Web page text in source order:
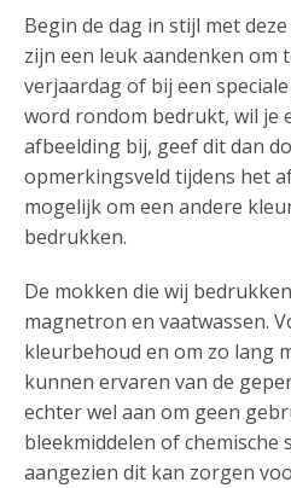
Begin de dag in stijl met
zijn een leuk aandenken om
verjaardag of bij een
word rondom bedrukt, wil je
afbeelding bij, geef dit dan
opmerkingsveld tijdens het
mogelijk om een andere
bedrukken.
De mokken die wij
magnetron en vaatwassen.
kleurbehoud en om zo lang
kunnen ervaren van de
echter wel aan om geen
bleekmiddelen of chemische
aangezien dit kan zorgen